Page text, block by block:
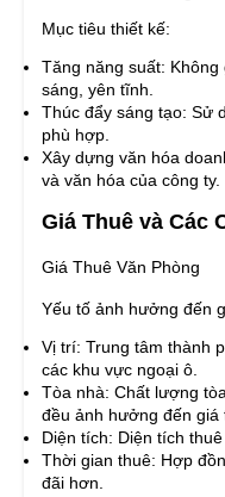
Mục tiêu thiết kế:
Tăng năng suất:
sáng, yên tĩnh.
Thúc đẩy sáng tạo: Sử
phù hợp.
Xây dựng văn hóa
và văn hóa của công ty.
Giá Thuê và Các
Giá Thuê Văn Phòng
Yếu tố ảnh hưởng đến
Vị trí: Trung tâm thành
các khu vực ngoại ô.
Tòa nhà: Chất lượng
đều ảnh hưởng đến giá
Diện tích: Diện tích
Thời gian thuê: Hợp
đãi hơn.